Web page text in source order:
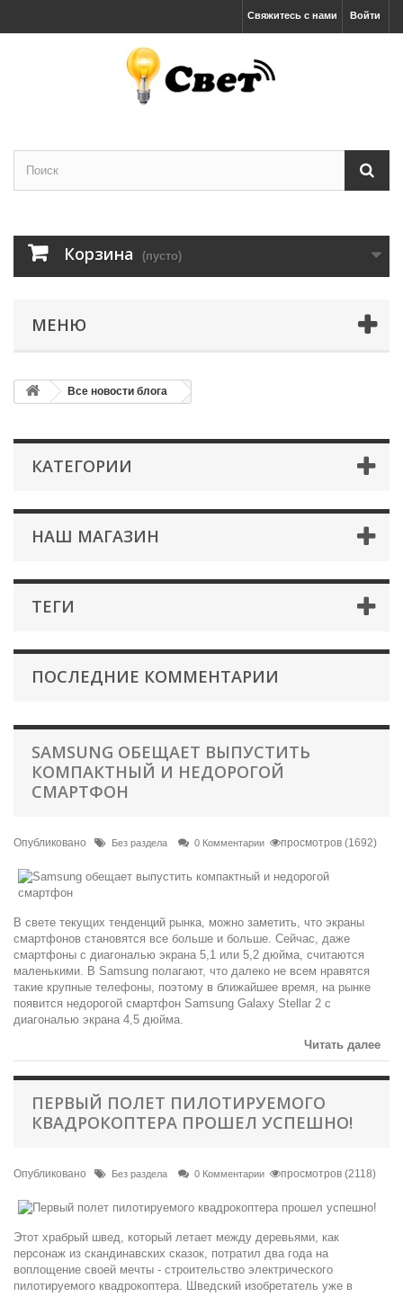
Войти
Свяжитесь с нами
Корзина (пусто)
МЕНЮ
Все новости блога
КАТЕГОРИИ
НАШ МАГАЗИН
ТЕГИ
ПОСЛЕДНИЕ КОММЕНТАРИИ
SAMSUNG ОБЕЩАЕТ ВЫПУСТИТЬ
КОМПАКТНЫЙ И НЕДОРОГОЙ
СМАРТФОН
Опубликовано Без раздела 0 Комментарии просмотров (1692)
В свете текущих тенденций рынка, можно заметить, что экраны
смартфонов становятся все больше и больше. Сейчас, даже
смартфоны с диагональю экрана 5,1 или 5,2 дюйма, считаются
маленькими. В Samsung полагают, что далеко не всем нравятся
такие крупные телефоны, поэтому в ближайшее время, на рынке
появится недорогой смартфон Samsung Galaxy Stellar 2 с
диагональю экрана 4,5 дюйма.
Читать далее
ПЕРВЫЙ ПОЛЕТ ПИЛОТИРУЕМОГО
КВАДРОКОПТЕРА ПРОШЕЛ УСПЕШНО!
Опубликовано Без раздела 0 Комментарии просмотров (2118)
Этот храбрый швед, который летает между деревьями, как
персонаж из скандинавских сказок, потратил два года на
воплощение своей мечты - строительство электрического
пилотируемого квадрокоптера. Шведский изобретатель уже в